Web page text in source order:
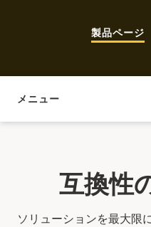
製品ページ
メニュー
互換性のある製品
互換性
ソリューションを最大限